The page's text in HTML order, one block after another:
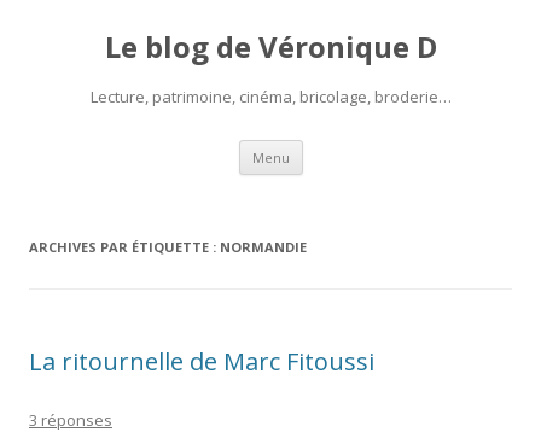
Le blog de Véronique D
Lecture, patrimoine, cinéma, bricolage, broderie…
Menu Aller
contenu
ARCHIVES PAR ÉTIQUETTE : NORMANDIE
La ritournelle de Marc Fitoussi
3 réponses